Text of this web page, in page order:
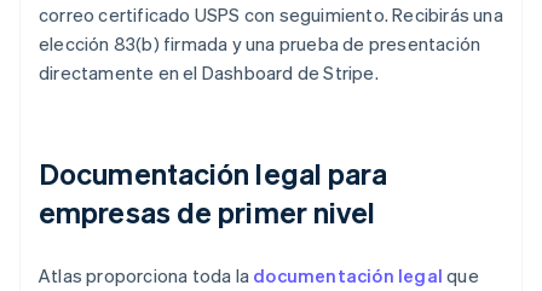
correo certificado USPS con seguimiento. Recibirás una
elección 83(b) firmada y una prueba de presentación
directamente en el Dashboard de Stripe.
Documentación legal para
empresas de primer nivel
Atlas proporciona toda la documentación legal que